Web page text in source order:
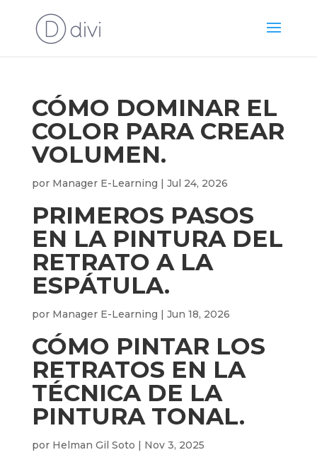
CÓMO DOMINAR EL
COLOR PARA CREAR
VOLUMEN.
por Manager E-Learning | Jul 24, 2026
PRIMEROS PASOS
EN LA PINTURA DEL
RETRATO A LA
ESPÁTULA.
por Manager E-Learning | Jun 18, 2026
CÓMO PINTAR LOS
RETRATOS EN LA
TÉCNICA DE LA
PINTURA TONAL.
por Helman Gil Soto | Nov 3, 2025